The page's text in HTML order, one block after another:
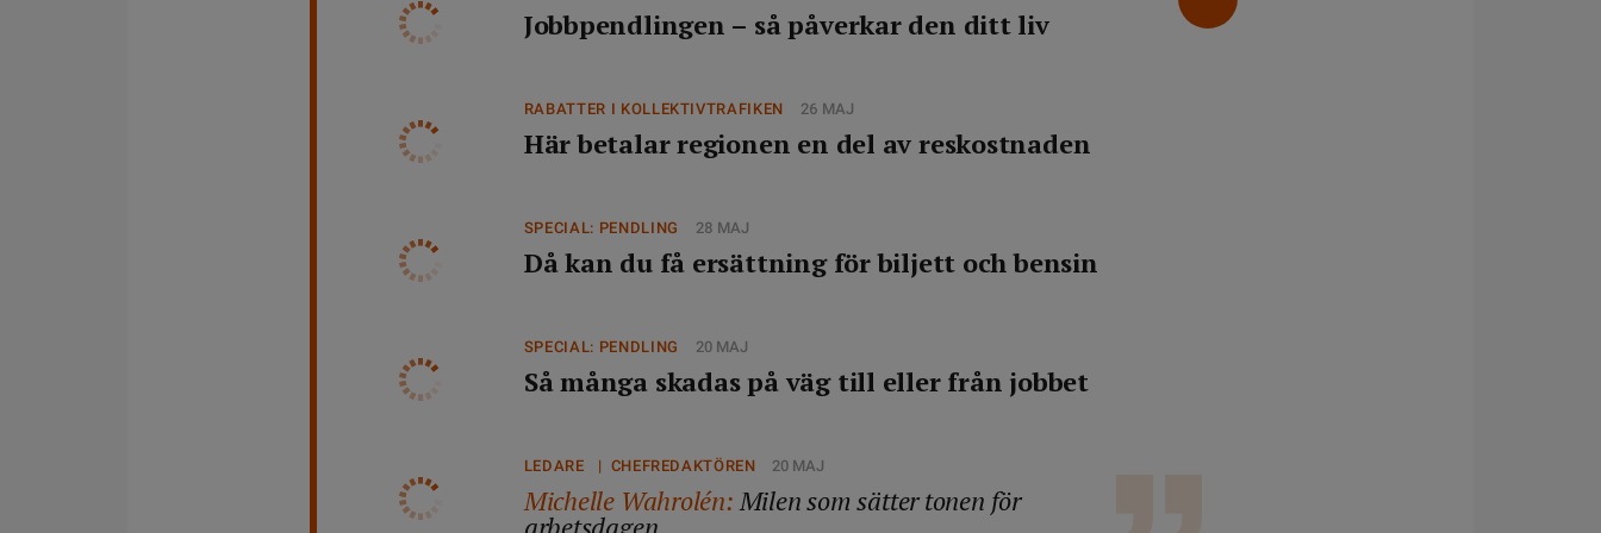
Jobbpendlingen – så påverkar den ditt liv
RABATTER I KOLLEKTIVTRAFIKEN 26 MAJ
Här betalar regionen en del av reskostnaden
SPECIAL: PENDLING 28 MAJ
Då kan du få ersättning för biljett och bensin
SPECIAL: PENDLING 20 MAJ
Så många skadas på väg till eller från jobbet
LEDARE | CHEFREDAKTÖREN 20 MAJ
Michelle Wahrolén:Milen som sätter tonen för